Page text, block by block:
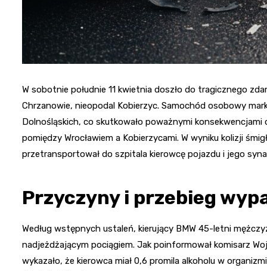
W sobotnie południe 11 kwietnia doszło do tragicznego
Chrzanowie, nieopodal Kobierzyc. Samochód osobowy
Dolnośląskich, co skutkowało poważnymi
pomiędzy Wrocławiem a Kobierzycami. W wyniku kolizji
przetransportował do szpitala kierowcę pojazdu i jego
Przyczyny i przebieg
Według wstępnych ustaleń, kierujący BMW 45-letni
nadjeżdżającym pociągiem. Jak poinformował komisarz
wykazało, że kierowca miał 0,6 promila alkoholu w